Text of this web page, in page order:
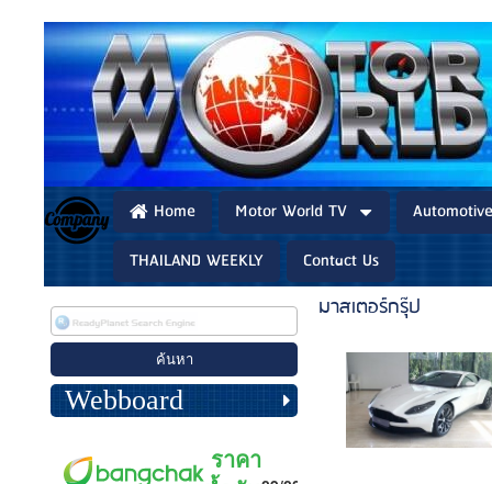
Home Motor World TV
THAILAND WEEKLY
Contact Us
Webboard
มาสเตอร์กรุ๊ป